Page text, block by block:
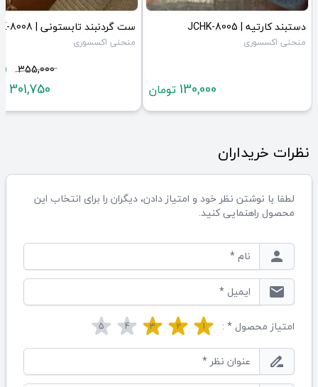
دستبند کارتیه | JCHK-8005
منحنی اکسسوری
130,000 تومان
ست گردنبند تابستونی | JCHK-8008
منحنی اکسسوری
355,000
301,750
نظرات خریداران
لطفا با نوشتن نظر خود و امتیاز دادن، دیگران را برای انتخاب این
محصول راهنمایی کنید.
person
email
امتیاز محصول * : 1
2
3
4
5
drive_file_rename_outline